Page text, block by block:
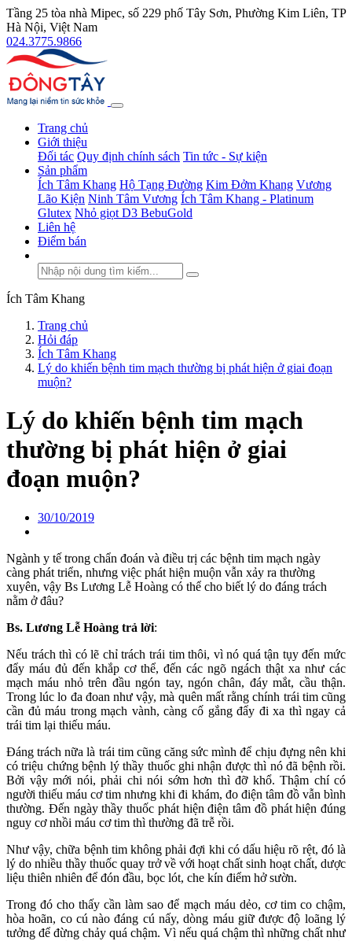
Tầng 25 tòa nhà Mipec, số 229 phố Tây Sơn, Phường Kim Liên, TP
Hà Nội, Việt Nam
024.3775.9866
Trang chủ
Giới thiệu
Đối tác Quy định chính sách Tin tức - Sự kiện
Sản phẩm
Ích Tâm Khang Hộ Tạng Đường Kim Đởm Khang Vương
Lão Kiện Ninh Tâm Vương Ích Tâm Khang - Platinum
Glutex Nhỏ giọt D3 BebuGold
Liên hệ
Điểm bán
Ích Tâm Khang
Trang chủ
Hỏi đáp
Ích Tâm Khang
Lý do khiến bệnh tim mạch thường bị phát hiện ở giai đoạn
muộn?
Lý do khiến bệnh tim mạch
thường bị phát hiện ở giai
đoạn muộn?
30/10/2019
Ngành y tế trong chẩn đoán và điều trị các bệnh tim mạch ngày
càng phát triển, nhưng việc phát hiện muộn vẫn xảy ra thường
xuyên, vậy Bs Lương Lễ Hoàng có thể cho biết lý do đáng trách
nằm ở đâu?
Bs. Lương Lễ Hoàng trả lời:
Nếu trách thì có lẽ chỉ trách trái tim thôi, vì nó quá tận tụy đến mức
đẩy máu đủ đến khắp cơ thể, đến các ngõ ngách thật xa như các
mạch máu nhỏ trên đầu ngón tay, ngón chân, đáy mắt, cầu thận.
Trong lúc lo đa đoan như vậy, mà quên mất rằng chính trái tim cũng
cần đủ máu trong mạch vành, càng cố gắng đẩy đi xa thì ngay cả
trái tim lại thiếu máu.
Đáng trách nữa là trái tim cũng căng sức mình để chịu đựng nên khi
có triệu chứng bệnh lý thầy thuốc ghi nhận được thì nó đã bệnh rồi.
Bởi vậy mới nói, phải chi nói sớm hơn thì đỡ khổ. Thậm chí có
người thiếu máu cơ tim nhưng khi đi khám, đo điện tâm đồ vẫn bình
thường. Đến ngày thầy thuốc phát hiện điện tâm đồ phát hiện đúng
nguy cơ nhồi máu cơ tim thì thường đã trễ rồi.
Như vậy, chữa bệnh tim không phải đợi khi có dấu hiệu rõ rệt, đó là
lý do nhiều thầy thuốc quay trở về với hoạt chất sinh hoạt chất, dược
liệu thiên nhiên để đón đầu, bọc lót, che kín điểm hở sườn.
Trong đó cho thấy cần làm sao để mạch máu dẻo, cơ tim co chậm,
hòa hoãn, co cú nào đáng cú nấy, dòng máu giữ được độ loãng lý
tưởng để đừng chảy quá chậm. Vì nếu quá chậm thì những chất như